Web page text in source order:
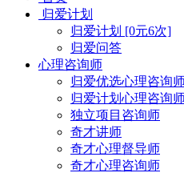
归爱计划
归爱计划 [0元6次]
归爱问答
心理咨询师
归爱优选心理咨询
归爱计划心理咨询
独立项目咨询师
奇才讲师
奇才心理督导师
奇才心理咨询师